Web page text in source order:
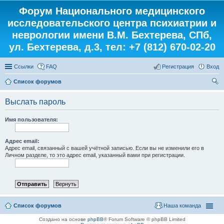
Форум Национального медицинского
исследовательского центра психиатрии и
неврологии имени В.М. Бехтерева, СПб,
ул. Бехтерева, д.3, тел: +7 (812) 670-02-20
Ссылки FAQ Вход
Регистрация
Список форумов
Выслать пароль
Имя пользователя:
Адрес email:
Адрес email, связанный с вашей учётной записью. Если вы не изменили его в
Личном разделе, то это адрес email, указанный вами при регистрации.
Список форумов Наша команда
Создано на основе phpBB® Forum Software © phpBB Limited